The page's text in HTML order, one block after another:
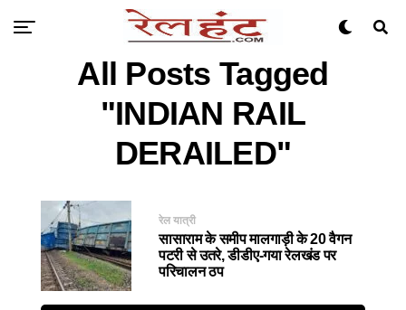
All Posts Tagged
"INDIAN RAIL
DERAILED"
रेल यात्री
सासाराम के समीप मालगाड़ी के 20 वैगन
पटरी से उतरे, डीडीए-गया रेलखंड पर
परिचालन ठप